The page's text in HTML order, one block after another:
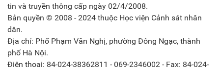
tin và truyền thông cấp ngày 02/4/2008.
Bản quyền © 2008 - 2024 thuộc Học viện Cảnh sát nhân
dân.
Địa chỉ: Phố Phạm Văn Nghị, phường Đông Ngạc, thành
phố Hà Nội.
Điện thoại: 84-024-38362811 - 069-2346002 - Fax: 84-024-